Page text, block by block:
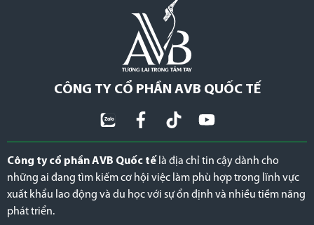
CÔNG TY CỔ PHẦN AVB QUỐC TẾ
Công ty cổ phần AVB Quốc tế là địa chỉ tin cậy dành cho
những ai đang tìm kiếm cơ hội việc làm phù hợp trong lĩnh vực
xuất khẩu lao động và du học với sự ổn định và nhiều tiềm năng
phát triển.